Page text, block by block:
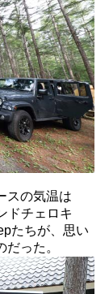
スの気温は
ドチェロキ
たちが、思い
った。